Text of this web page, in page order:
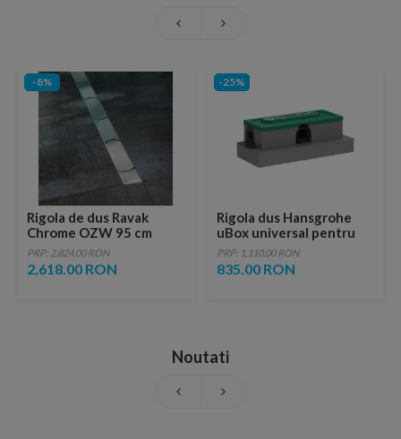
-8%
Rigola de dus Ravak
Chrome OZW 95 cm
PRP: 2,824.00 RON
2,618.00 RON
-25%
Rigola dus Hansgrohe
uBox universal pentru
instalare standard
PRP: 1,110.00 RON
835.00 RON
Noutati